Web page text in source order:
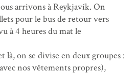
arrivons à Reykjavík. On
pour le bus de retour vers
à 4 heures du mat le
là, on se divise en deux groupes :
nos vêtements propres),